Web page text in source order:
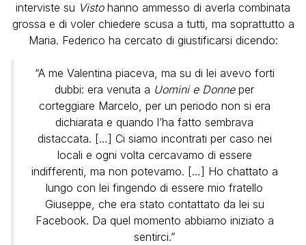
interviste su Vistohanno ammesso di averla combinata
grossa e di voler chiedere scusa a tutti, ma soprattutto a
Maria. Federico ha cercato di giustificarsi dicendo:
“A me Valentina piaceva, ma su di lei avevo forti
dubbi: era venuta a Uomini e Donne per
corteggiare Marcelo, per un periodo non si era
dichiarata e quando l’ha fatto sembrava
distaccata. […] Ci siamo incontrati per caso nei
locali e ogni volta cercavamo di essere
indifferenti, ma non potevamo. […] Ho chattato a
lungo con lei fingendo di essere mio fratello
Giuseppe, che era stato contattato da lei su
Facebook. Da quel momento abbiamo iniziato a
sentirci.”